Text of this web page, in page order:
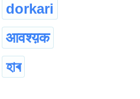
dorkari
आवश्य़क
হাৰ